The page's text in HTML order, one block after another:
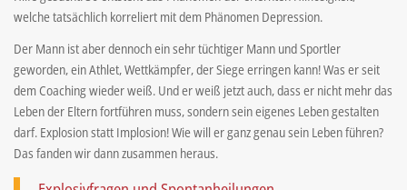
welche tatsächlich korreliert mit dem Phänomen Depression.
Der Mann ist aber dennoch ein sehr tüchtiger Mann und Sportler
geworden, ein Athlet, Wettkämpfer, der Siege erringen kann! Was er seit
dem Coaching wieder weiß. Und er weiß jetzt auch, dass er nicht mehr das
Leben der Eltern fortführen muss, sondern sein eigenes Leben gestalten
darf. Explosion statt Implosion! Wie will er ganz genau sein Leben führen?
Das fanden wir dann zusammen heraus.